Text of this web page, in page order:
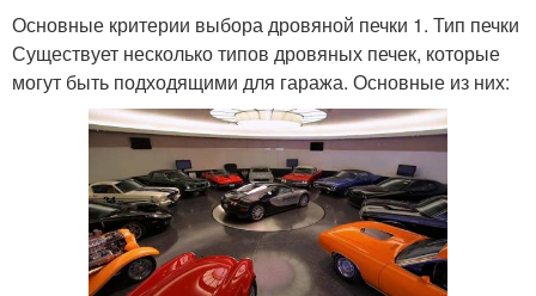
Основные критерии выбора дровяной печки 1. Тип печки
Существует несколько типов дровяных печек, которые
могут быть подходящими для гаража. Основные из них: